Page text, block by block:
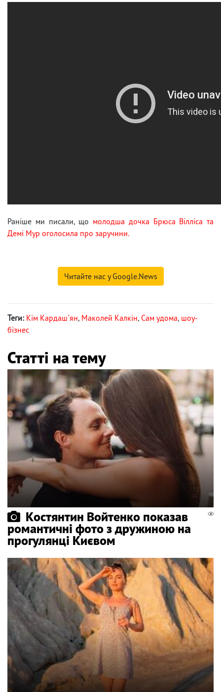
Раніше ми писали, що молодша дочка Брюса Вілліса та
Демі Мур оголосила про заручини.
Читайте нас у Google.News
Теги: Кім Кардаш`ян, Маколей Калкін, Сам удома, шоу-
бізнес
Статті на тему
Костянтин Войтенко показав
романтичні фото з дружиною на
прогулянці Києвом